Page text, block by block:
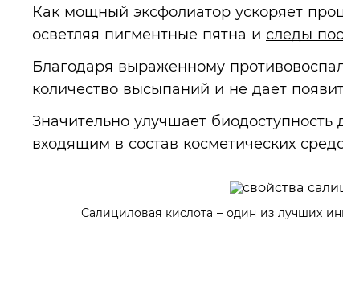
Как мощный эксфолиатор ускоряет
осветляя пигментные пятна и следы
Благодаря выраженному
количество высыпаний и не дает
Значительно улучшает
входящим в состав косметических
Салициловая кислота – один из лучших